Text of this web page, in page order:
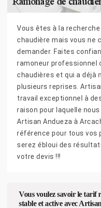
Vous êtes à la
chaudière mais vous ne
demander. Faites
ramoneur professionnel
chaudières et qui a déjà
plusieurs reprises.
travail exceptionnel à
raison pour laquelle
Artisan Andueza à
référence pour tous vos
serez ébloui des
votre devis !!!
Vous voulez savoir le tarif
stable et active avec